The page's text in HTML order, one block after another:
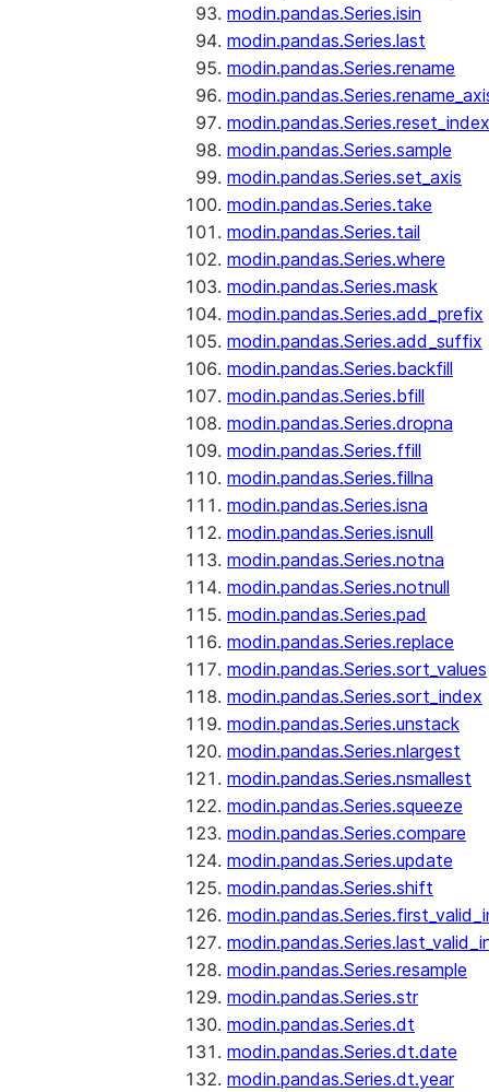
modin.pandas.Series.isin
modin.pandas.Series.last
modin.pandas.Series.rename
modin.pandas.Series.reset_index
modin.pandas.Series.sample
modin.pandas.Series.set_axis
modin.pandas.Series.take
modin.pandas.Series.tail
modin.pandas.Series.where
modin.pandas.Series.mask
modin.pandas.Series.add_prefix
modin.pandas.Series.add_suffix
modin.pandas.Series.backfill
modin.pandas.Series.bfill
modin.pandas.Series.dropna
modin.pandas.Series.ffill
modin.pandas.Series.fillna
modin.pandas.Series.isna
modin.pandas.Series.isnull
modin.pandas.Series.notna
modin.pandas.Series.notnull
modin.pandas.Series.pad
modin.pandas.Series.replace
modin.pandas.Series.sort_values
modin.pandas.Series.sort_index
modin.pandas.Series.unstack
modin.pandas.Series.nlargest
modin.pandas.Series.nsmallest
modin.pandas.Series.squeeze
modin.pandas.Series.compare
modin.pandas.Series.update
modin.pandas.Series.shift
modin.pandas.Series.resample
modin.pandas.Series.str
modin.pandas.Series.dt
modin.pandas.Series.dt.date
modin.pandas.Series.dt.year